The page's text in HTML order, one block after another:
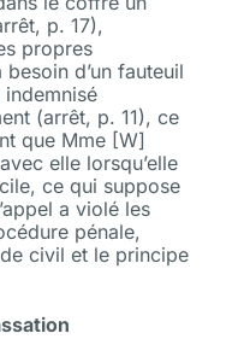
p. 17),
propres
d’un fauteuil
(arrêt, p. 11), ce
que Mme [W]
elle lorsqu’elle
ce qui suppose
a violé les
pénale,
civil et le principe